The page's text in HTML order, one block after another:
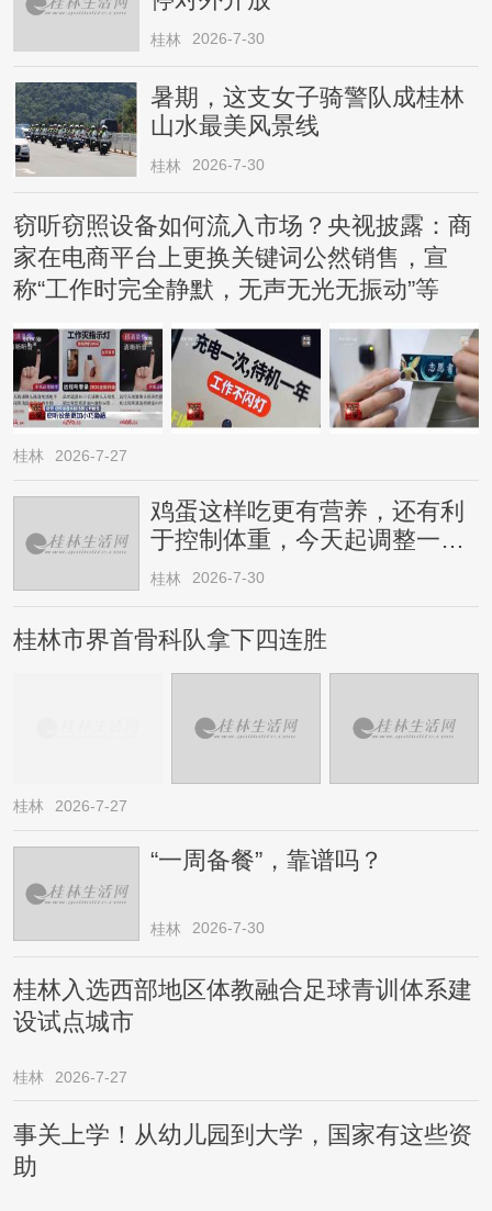
桂林 2026-7-30
暑期，这支女子骑警队成桂林
山水最美风景线
桂林 2026-7-30
窃听窃照设备如何流入市场？央视披露：商
家在电商平台上更换关键词公然销售，宣
称“工作时完全静默，无声无光无振动”等
桂林 2026-7-27
鸡蛋这样吃更有营养，还有利
于控制体重，今天起调整一下
→
桂林 2026-7-30
桂林市界首骨科队拿下四连胜
桂林 2026-7-27
“一周备餐”，靠谱吗？
桂林 2026-7-30
桂林入选西部地区体教融合足球青训体系建
设试点城市
桂林 2026-7-27
事关上学！从幼儿园到大学，国家有这些资
助